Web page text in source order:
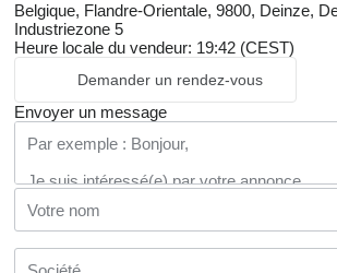
Belgique, Flandre-Orientale, 9800, Deinze,
Industriezone 5
Heure locale du vendeur: 19:42 (CEST)
Demander un rendez-vous
Envoyer un message